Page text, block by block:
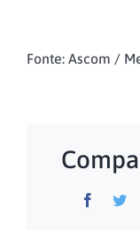
Fonte: Ascom /